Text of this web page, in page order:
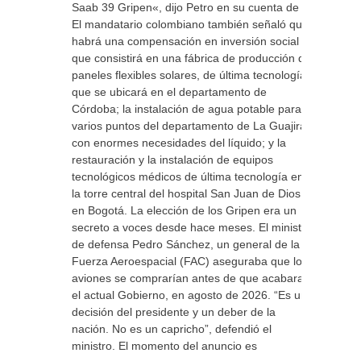
Saab 39 Gripen«, dijo Petro en su cuenta de X.
El mandatario colombiano también señaló que
habrá una compensación en inversión social
que consistirá en una fábrica de producción de
paneles flexibles solares, de última tecnología,
que se ubicará en el departamento de
Córdoba; la instalación de agua potable para
varios puntos del departamento de La Guajira,
con enormes necesidades del líquido; y la
restauración y la instalación de equipos
tecnológicos médicos de última tecnología en
la torre central del hospital San Juan de Dios
en Bogotá. La elección de los Gripen era un
secreto a voces desde hace meses. El ministro
de defensa Pedro Sánchez, un general de la
Fuerza Aeroespacial (FAC) aseguraba que los
aviones se comprarían antes de que acabara
el actual Gobierno, en agosto de 2026. “Es una
decisión del presidente y un deber de la
nación. No es un capricho”, defendió el
ministro. El momento del anuncio es